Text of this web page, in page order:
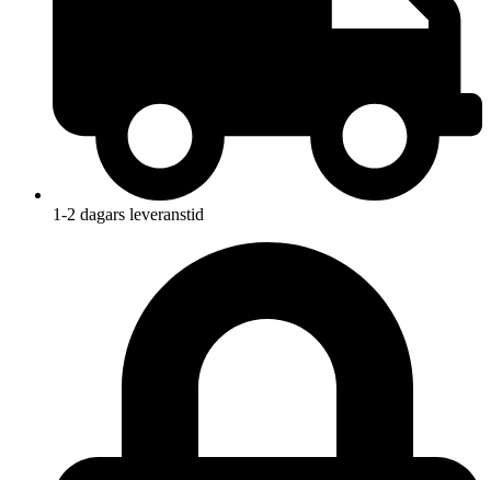
1-2 dagars leveranstid